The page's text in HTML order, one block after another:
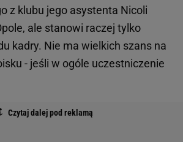
z klubu jego asystenta Nicoli
ale stanowi raczej tylko
kadry. Nie ma wielkich szans na
- jeśli w ogóle uczestniczenie